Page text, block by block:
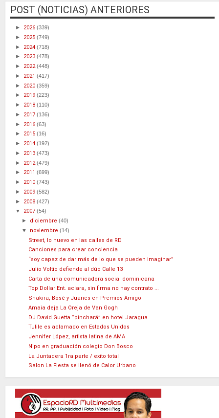
POST (NOTICIAS) ANTERIORES
► 2026 (339)
► 2025 (749)
► 2024 (718)
► 2023 (478)
► 2022(448)
► 2021 (417)
► 2020 (359)
► 2019 (223)
► 2018 (110)
► 2017 (136)
► 2016 (63)
► 2015 (16)
► 2014 (192)
► 2013 (473)
► 2012(479)
► 2011 (699)
► 2010 (743)
► 2009 (582)
► 2008 (427)
▼ 2007 (54)
► diciembre(40)
▼ noviembre(14)
Street, lo nuevo en las calles de RD
Canciones para crear conciencia
“soy capaz de dar más de lo que se pueden imaginar”
Julio Voltio defiende al dúo Calle 13
Carta de una comunicadora social dominicana
Top Dollar Ent. aclara, sin firma no hay contrato ...
Shakira, Bosé y Juanes en Premios Amigo
Amaia deja La Oreja de Van Gogh
DJ David Guetta “pinchará” en hotel Jaragua
Tulile es aclamado en Estados Unidos
Jennifer López, artista latina de AMA
Nipo en graduación colegio Don Bosco
La Juntadera 1ra parte / exito total
Salon La Fiesta se llenó de Calor Urbano